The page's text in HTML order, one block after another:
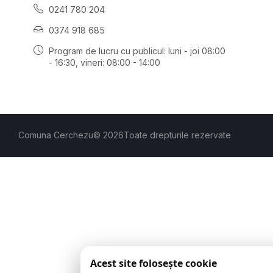
0241 780 204
0374 918 685
Program de lucru cu publicul: luni - joi 08:00
- 16:30 , vineri: 08:00 - 14:00
Comuna Cerchezu© 2026Toate drepturile rezervate
Acest site folosește cookie